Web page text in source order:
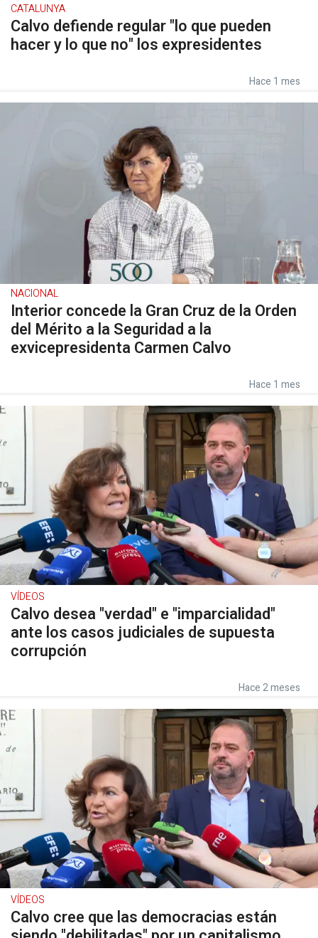
CATALUNYA
Calvo defiende regular "lo que pueden
hacer y lo que no" los expresidentes
Hace 1 mes
NACIONAL
Interior concede la Gran Cruz de la Orden
del Mérito a la Seguridad a la
exvicepresidenta Carmen Calvo
Hace 1 mes
VÍDEOS
Calvo desea "verdad" e "imparcialidad"
ante los casos judiciales de supuesta
corrupción
Hace 2 meses
VÍDEOS
Calvo cree que las democracias están